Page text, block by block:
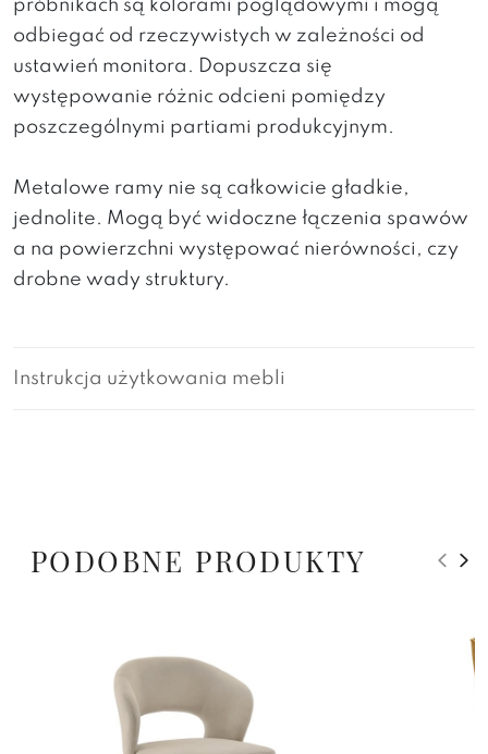
próbnikach są kolorami poglądowymi i mogą
odbiegać od rzeczywistych w zależności od
ustawień monitora. Dopuszcza się
występowanie różnic odcieni pomiędzy
poszczególnymi partiami produkcyjnym.
Metalowe ramy nie są całkowicie gładkie,
jednolite. Mogą być widoczne łączenia spawów
a na powierzchni występować nierówności, czy
drobne wady struktury.
Instrukcja użytkowania mebli
PODOBNE PRODUKTY